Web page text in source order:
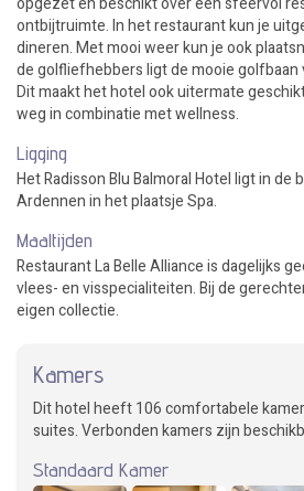
ontbijtruimte. In het restaurant kun je
dineren. Met mooi weer kun je ook
de golfliefhebbers ligt de mooie golfbaan
Dit maakt het hotel ook uitermate
weg in combinatie met wellness.
Ligging
Het Radisson Blu Balmoral Hotel ligt in de
Ardennen in het plaatsje Spa.
Maaltijden
Restaurant La Belle Alliance is dagelijks
vlees- en visspecialiteiten. Bij de
eigen collectie.
Kamers
Dit hotel heeft 106 comfortabele
suites. Verbonden kamers zijn
Standaard Kamer